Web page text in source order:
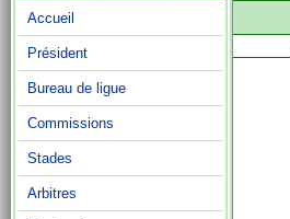
Accueil
Président
Bureau de ligue
Commissions
Stades
Arbitres